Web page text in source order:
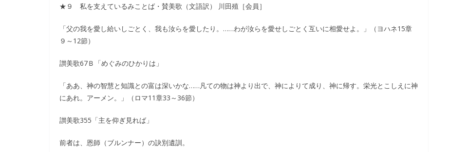
★９ 私を支えているみことば・賛美歌（文語訳） 川田殖［会員］
「父の我を愛し給いしごとく、我も汝らを愛したり。……わが汝らを愛せしごとく互いに相愛せよ。」（ヨハネ15章
９～12節）
讃美歌67Ｂ「めぐみのひかりは」
「ああ、神の智慧と知識との富は深いかな……凡ての物は神より出で、神によりて成り、神に帰す。栄光とこしえに神
にあれ。アーメン。」（ロマ11章33～36節）
讃美歌355「主を仰ぎ見れば」
前者は、恩師（ブルンナー）の訣別遺訓。